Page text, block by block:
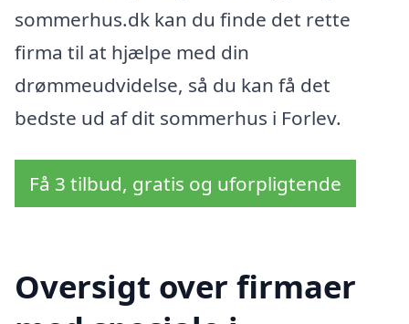
sommerhus.dk kan du finde det rette
firma til at hjælpe med din
drømmeudvidelse, så du kan få det
bedste ud af dit sommerhus i Forlev.
Få 3 tilbud, gratis og uforpligtende
Oversigt over firmaer